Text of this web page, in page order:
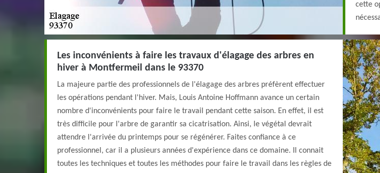
cette
Les inconvénients à faire les travaux d'élagage des arbres en
hiver à Montfermeil dans le 93370
La majeure partie des professionnels de l'élagage des arbres préfèrent effectuer
les opérations pendant l'hiver. Mais, Louis Antoine Hoffmann avance un certain
nombre d'inconvénients pour faire le travail pendant cette saison. En effet, il est
très difficile pour l'arbre de garantir sa cicatrisation. Ainsi, le végétal devrait
attendre l'arrivée du printemps pour se régénérer. Faites confiance à ce
professionnel, car il a plusieurs années d'expérience dans ce domaine. Il connait
toutes les techniques et toutes les méthodes pour faire le travail dans les règles de